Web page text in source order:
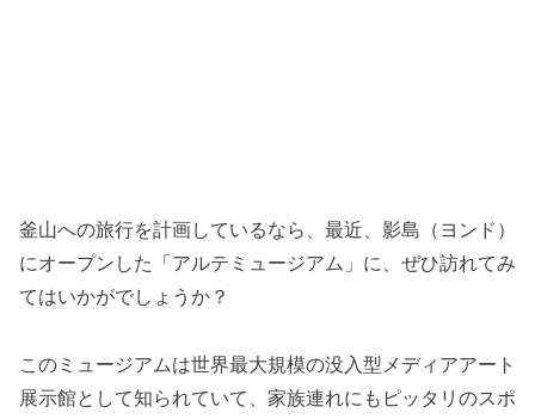
釜山への旅行を計画しているなら、最近、影島（ヨンド）
にオープンした「アルテミュージアム」に、ぜひ訪れてみ
てはいかがでしょうか？
このミュージアムは世界最大規模の没入型メディアアート
展示館として知られていて、家族連れにもピッタリのスポ